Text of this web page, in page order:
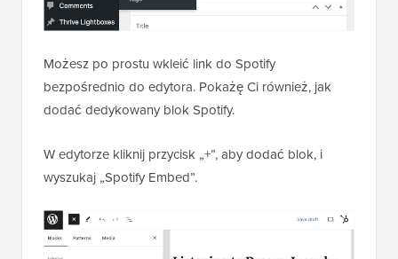
Możesz po prostu wkleić link do Spotify
bezpośrednio do edytora. Pokażę Ci również, jak
dodać dedykowany blok Spotify.
W edytorze kliknij przycisk „+”, aby dodać blok, i
wyszukaj „Spotify Embed”.